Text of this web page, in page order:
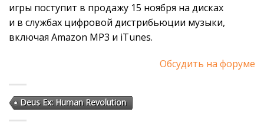
игры поступит в продажу 15 ноября на дисках
и в службах цифровой дистрибьюции музыки,
включая Amazon MP3 и iTunes.
Обсудить на форуме
Deus Ex: Human Revolution